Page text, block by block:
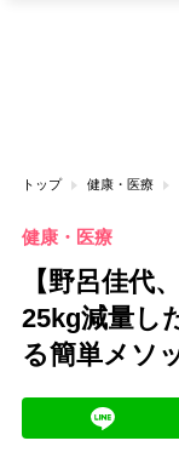
トップ 健康・医療
健康・医療
【野呂佳代
25kg減量し
る簡単メソ